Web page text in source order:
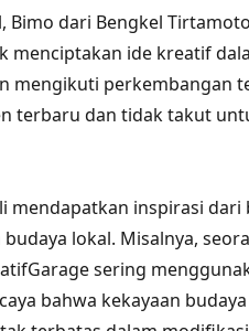
Bimo dari Bengkel
menciptakan ide kreatif
mengikuti perkembangan
terbaru dan tidak takut
mendapatkan inspirasi dari
lokal. Misalnya,
sering
bahwa kekayaan